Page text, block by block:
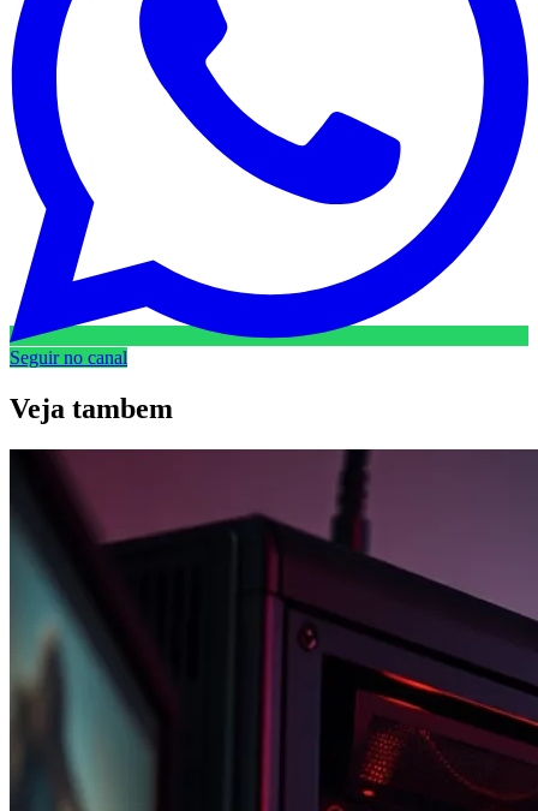
Seguir no canal
Veja tambem